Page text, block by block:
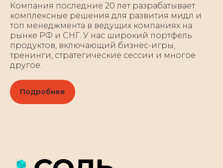
Компания последние 20 лет разрабатывает
комплексные решения для развития мидл и
топ менеджмента в ведущих компаниях на
рынке РФ и СНГ. У нас широкий портфель
продуктов, включающий бизнес-игры,
тренинги, стратегические сессии и многое
другое.
Подробнее